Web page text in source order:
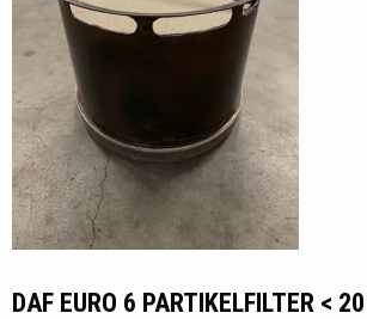
DAF EURO 6 PARTIKELFILTER <